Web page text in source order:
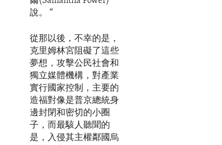
說。 “
從那以後，不幸的是，
克里姆林宮阻礙了這些
夢想，攻擊公民社會和
獨立媒體機構，對產業
實行國家控制，主要的
造福對像是普京總統身
邊封閉和密切的小圈
子，而最駭人聽聞的
是，入侵其主權鄰國烏